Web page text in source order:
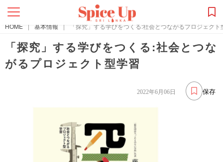
HOME | 基本情報 | 「探究」する学びをつくる:社会とつながるプロジェクト
「探究」する学びをつくる:社会とつな
がるプロジェクト型学習
保存
2022年6月06日